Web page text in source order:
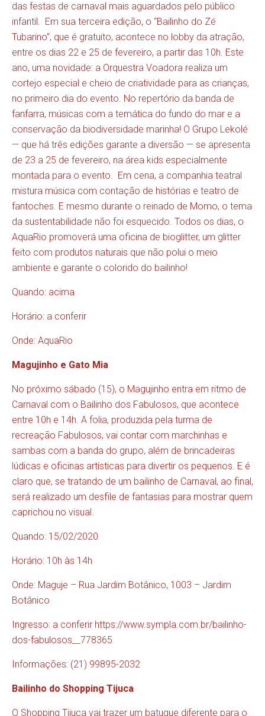
das festas de carnaval mais aguardados pelo público
infantil. Em sua terceira edição, o “Bailinho do Zé
Tubarino”, que é gratuito, acontece no lobby da atração,
entre os dias 22 e 25 de fevereiro, a partir das 10h. Este
ano, uma novidade: a Orquestra Voadora realiza um
cortejo especial e cheio de criatividade para as crianças,
no primeiro dia do evento. No repertório da banda de
fanfarra, músicas com a temática do fundo do mar e a
conservação da biodiversidade marinha! O Grupo Lekolé
— que há três edições garante a diversão — se apresenta
de 23 a 25 de fevereiro, na área kids especialmente
montada para o evento. Em cena, a companhia teatral
mistura música com contação de histórias e teatro de
fantoches. E mesmo durante o reinado de Momo, o tema
da sustentabilidade não foi esquecido. Todos os dias, o
AquaRio promoverá uma oficina de bioglitter, um glitter
feito com produtos naturais que não polui o meio
ambiente e garante o colorido do bailinho!
Quando: acima
Horário: a conferir
Onde: AquaRio
Magujinho e Gato Mia
No próximo sábado (15), o Magujinho entra em ritmo de
Carnaval com o Bailinho dos Fabulosos, que acontece
entre 10h e 14h. A folia, produzida pela turma de
recreação Fabulosos, vai contar com marchinhas e
sambas com a banda do grupo, além de brincadeiras
lúdicas e oficinas artísticas para divertir os pequenos. E é
claro que, se tratando de um bailinho de Carnaval, ao final,
será realizado um desfile de fantasias para mostrar quem
caprichou no visual.
Quando: 15/02/2020
Horário: 10h às 14h
Onde: Maguje – Rua Jardim Botânico, 1003 – Jardim
Botânico
Ingresso: a conferir https://www.sympla.com.br/bailinho-
dos-fabulosos__778365
Informações: (21) 99895-2032
Bailinho do Shopping Tijuca
O Shopping Tijuca vai trazer um batuque diferente para o